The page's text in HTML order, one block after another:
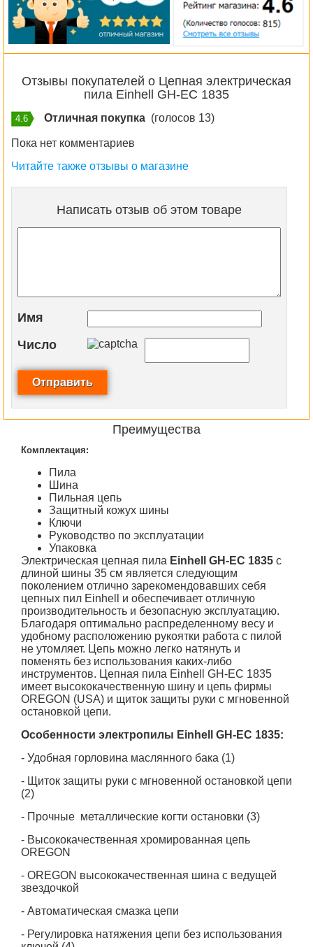
Отзывы покупателей о Цепная электрическая
пила Einhell GH-EC 1835
4.6 Отличная покупка (голосов 13)
Пока нет комментариев
Читайте также отзывы о магазине
Написать отзыв об этом товаре
Имя
Число
Преимущества
Комплектация:
Пила
Шина
Пильная цепь
Защитный кожух шины
Ключи
Руководство по эксплуатации
Упаковка
Электрическая цепная пила Einhell GH-EC 1835 c
длиной шины 35 см является следующим
поколением отлично зарекомендовавших себя
цепных пил Einhell и обеспечивает отличную
производительность и безопасную эксплуатацию.
Благодаря оптимально распределенному весу и
удобному расположению рукоятки работа с пилой
не утомляет. Цепь можно легко натянуть и
поменять без использования каких-либо
инструментов. Цепная пила Einhell GH-EC 1835
имеет высококачественную шину и цепь фирмы
OREGON (USA) и щиток защиты руки с мгновенной
остановкой цепи.
Особенности электропилы Einhell GH-EC 1835:
- Удобная горловина маслянного бака (1)
- Щиток защиты руки с мгновенной остановкой цепи
(2)
- Прочные металлические когти остановки (3)
- Высококачественная хромированная цепь
OREGON
- OREGON высококачественная шина с ведущей
звездочкой
- Автоматическая смазка цепи
- Регулировка натяжения цепи без использования